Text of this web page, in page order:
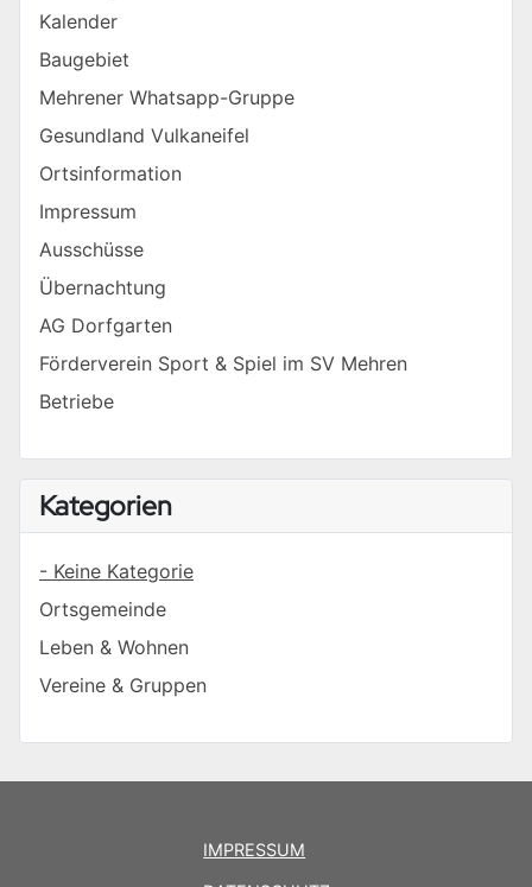
Kalender
Baugebiet
Mehrener Whatsapp-Gruppe
Gesundland Vulkaneifel
Ortsinformation
Impressum
Ausschüsse
Übernachtung
AG Dorfgarten
Förderverein Sport & Spiel im SV Mehren
Betriebe
Kategorien
- Keine Kategorie
Ortsgemeinde
Leben & Wohnen
Vereine & Gruppen
IMPRESSUM